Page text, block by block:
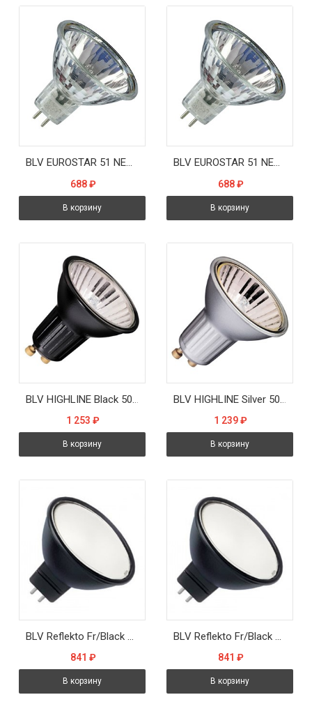
BLV EUROSTAR 51 NEODYM 12V 50W 36* 2200K GU5,3 4000h -лампа
688 ₽
В корзину
BLV EUROSTAR 51 NEODYM 12V 50W 36* 2400K GU5,3 4000h -лампа
688 ₽
В корзину
BLV HIGHLINE Black 50W 35° 230V GU10 2000h чёрная - лампа
1 253 ₽
В корзину
BLV HIGHLINE Silver 50W 36° 230V GU10 2000h серебро - лампа
1 239₽
В корзину
BLV Reflekto Fr/Black 35W 40° 12V GU5.3 3500h черный / матовая - лампа
841 ₽
В корзину
BLV Reflekto Fr/Black 50W 40° 12V GU5.3 3500h черный / матовая - лампа
841 ₽
В корзину